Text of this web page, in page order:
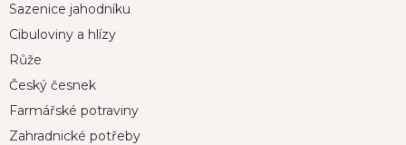
aSazenice jahodníku
Cibuloviny a hlízy
Růže
Český česnek
Farmářské potraviny
Zahradnické potřeby